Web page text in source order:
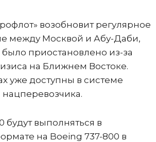
возобновит регулярное
между Москвой и Абу-Даби,
приостановлено из-за
на Ближнем Востоке.
уже доступны в системе
будут выполняться в
на Boeing 737-800 в